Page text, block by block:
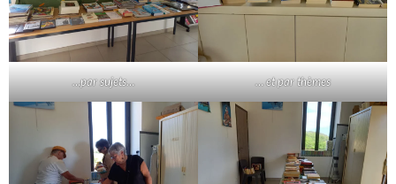
…par sujets… … et par thèmes